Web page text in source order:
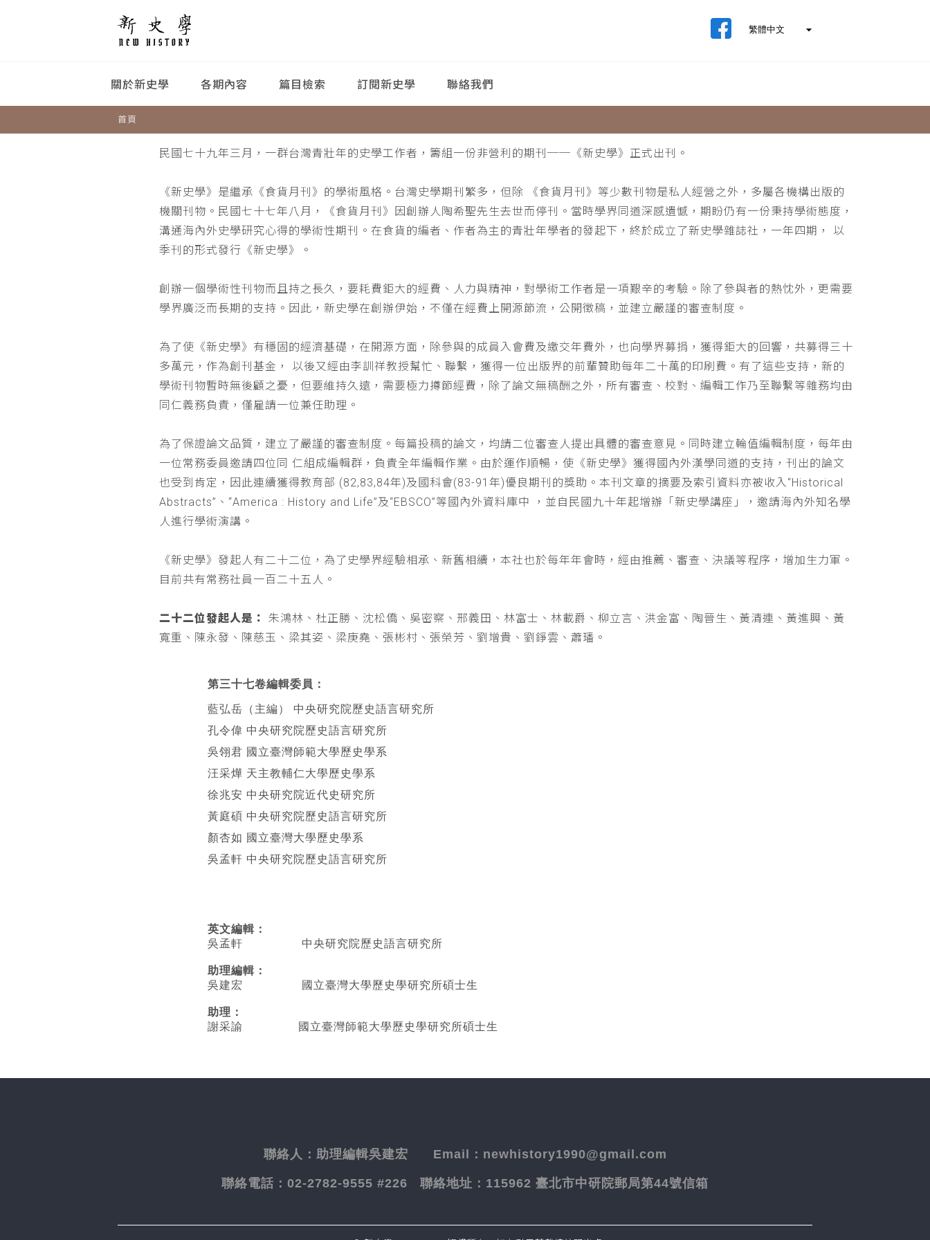
關於新史學 各期內容 篇目檢索 訂閱新史學 聯絡我們
首頁
民國七十九年三月，一群台灣青壯年的史學工作者，籌組一份非營利的期刊──《新史學》正式出刊。
《新史學》是繼承《食貨月刊》的學術風格。台灣史學期刊繁多，但除 《食貨月刊》等少數刊物是私人經營之外，多屬各機構出版的
機關刊物。民國七十七年八月，《食貨月刊》因創辦人陶希聖先生去世而停刊。當時學界同道深感遺憾，期盼仍有一份秉持學術態度，
溝通海內外史學研究心得的學術性期刊。在食貨的編者、作者為主的青壯年學者的發起下，終於成立了新史學雜誌社，一年四期， 以
季刊的形式發行《新史學》。
創辦一個學術性刊物而且持之長久，要耗費鉅大的經費、人力與精神，對學術工作者是一項艱辛的考驗。除了參與者的熱忱外，更需要
學界廣泛而長期的支持。因此，新史學在創辦伊始，不僅在經費上開源節流，公開徵稿，並建立嚴謹的審查制度。
為了使《新史學》有穩固的經濟基礎，在開源方面，除參與的成員入會費及繳交年費外，也向學界募捐，獲得鉅大的回響，共募得三十
多萬元，作為創刊基金， 以後又經由李訓祥教授幫忙、聯繫，獲得一位出版界的前輩贊助每年二十萬的印刷費。有了這些支持，新的
學術刊物暫時無後顧之憂，但要維持久遠，需要極力撙節經費，除了論文無稿酬之外，所有審查、校對、編輯工作乃至聯繫等雜務均由
同仁義務負責，僅雇請一位兼任助理。
為了保證論文品質，建立了嚴謹的審查制度。每篇投稿的論文，均請二位審查人提出具體的審查意見。同時建立輪值編輯制度，每年由
一位常務委員邀請四位同 仁組成編輯群，負責全年編輯作業。由於運作順暢，使《新史學》獲得國內外漢學同道的支持，刊出的論文
也受到肯定，因此連續獲得教育部 (82,83,84年)及國科會(83-91年)優良期刊的獎助。本刊文章的摘要及索引資料亦被收入“Historical
Abstracts”、“America : History and Life”及“EBSCO”等國內外資料庫中 ，並自民國九十年起增辦「新史學講座」，邀請海內外知名學
人進行學術演講。
《新史學》發起人有二十二位，為了史學界經驗相承、新舊相續，本社也於每年年會時，經由推薦、審查、決議等程序，增加生力軍。
目前共有常務社員一百二十五人。
二十二位發起人是：
朱鴻林、杜正勝、沈松僑、吳密察、邢義田、林富士、林載爵、柳立言、洪金富、陶晉生、黃清連、黃進興、黃
寬重、陳永發、陳慈玉、梁其姿、梁庚堯、張彬村、張榮芳、劉增貴、劉錚雲、蕭璠。
第三十七卷編輯委員：
藍弘岳（主編） 中央研究院歷史語言研究所
孔令偉 中央研究院歷史語言研究所
吳翎君 國立臺灣師範大學歷史學系
汪采燁 天主教輔仁大學歷史學系
徐兆安 中央研究院近代史研究所
黃庭碩 中央研究院歷史語言研究所
顏杏如 國立臺灣大學歷史學系
吳孟軒 中央研究院歷史語言研究所
英文編輯 ：
吳孟軒 中央研究院歷史語言研究所
助理編輯：
吳建宏 國立臺灣大學歷史學研究所碩士生
助理：
謝采諭
國立臺灣師範大學歷史學研究所碩士生
聯絡人： 助理編輯吳建宏 Email：newhistory1990@gmail.com
聯絡電話： 02-2782-9555 #226 聯絡地址： 115962 臺北市中研院郵局第44號信箱